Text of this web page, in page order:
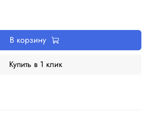
В корзину
Купить в 1 клик